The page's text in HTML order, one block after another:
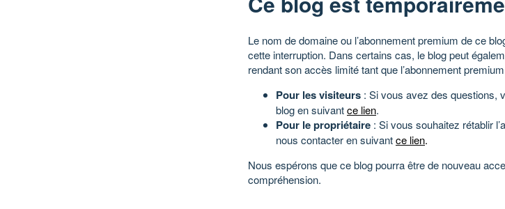
Le nom de domaine ou l’abonnement premium de ce
cette interruption. Dans certains cas, le blog peut
rendant son accès limité tant que l’abonnement
Pour les visiteurs : Si vous avez des questions,
blog en suivantce lien.
Pour le propriétaire : Si vous souhaitez rétablir
nous contacter en suivantce lien.
Nous espérons que ce blog pourra être de nouveau
compréhension.